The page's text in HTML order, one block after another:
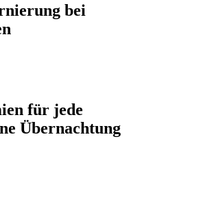
bei
für jede
Übernachtung